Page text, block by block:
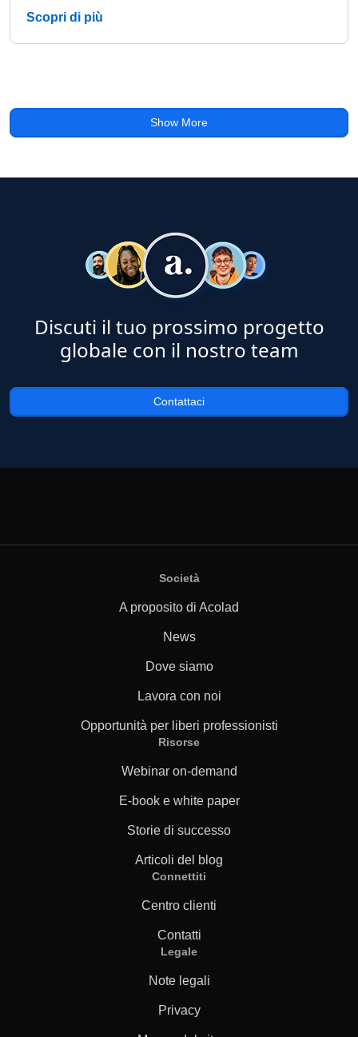
Scopri di più
Show More
Discuti il tuo prossimo progetto
globale con il nostro team
Contattaci
Società
A proposito di Acolad
News
Dove siamo
Lavora con noi
Opportunità per liberi professionisti
Risorse
Webinar on-demand
E-book e white paper
Storie di successo
Articoli del blog
Connettiti
Centro clienti
Contatti
Legale
Note legali
Privacy